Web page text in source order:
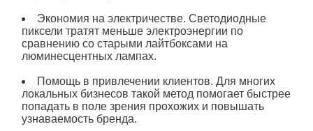
Экономия на электричестве. Светодиодные
пиксели тратят меньше электроэнергии по
сравнению со старыми лайтбоксами на
люминесцентных лампах.
Помощь в привлечении клиентов. Для многих
локальных бизнесов такой метод помогает быстрее
попадать в поле зрения прохожих и повышать
узнаваемость бренда.